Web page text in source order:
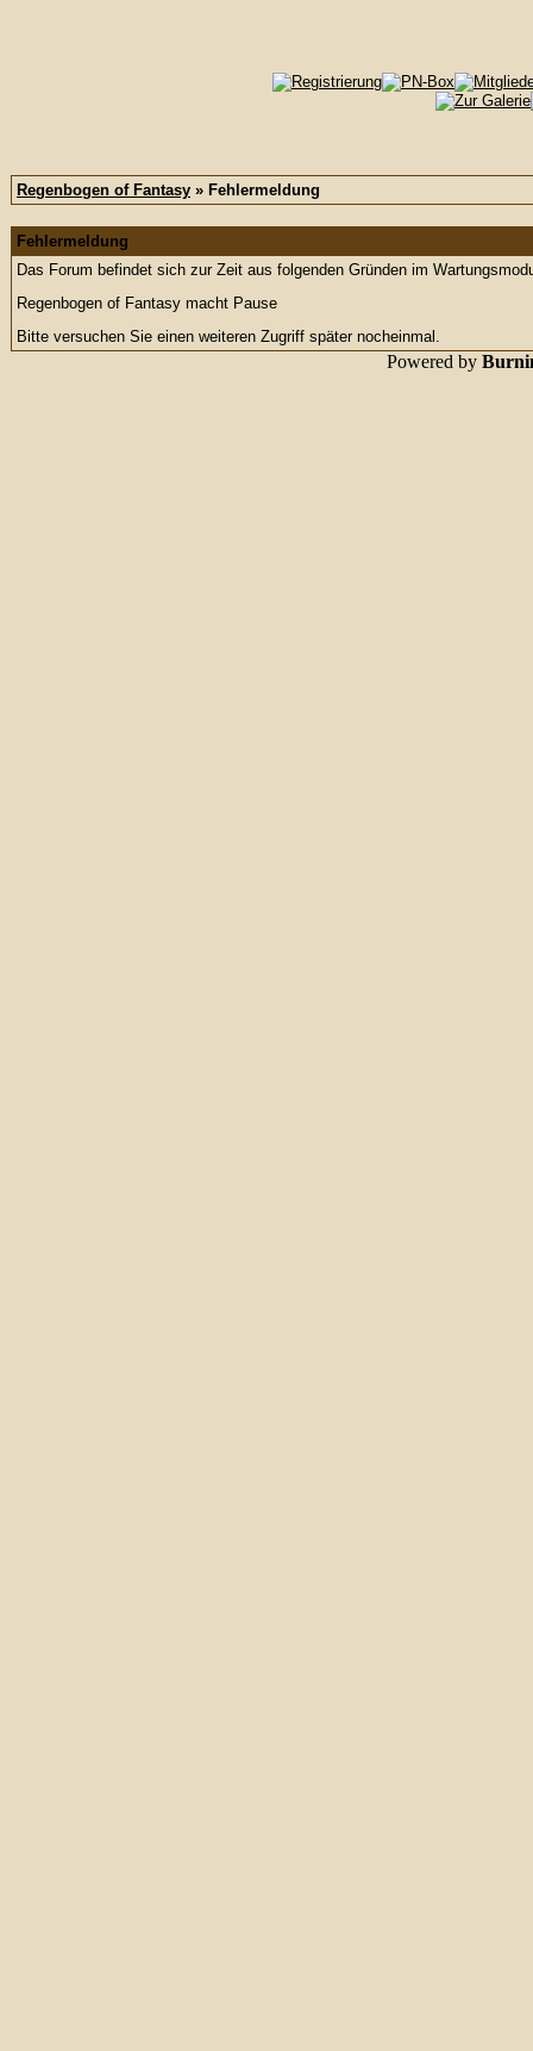
Regenbogen of Fantasy » Fehlermeldung
Fehlermeldung
Das Forum befindet sich zur Zeit aus folgenden Gründen im
Regenbogen of Fantasy macht Pause
Bitte versuchen Sie einen weiteren Zugriff später nocheinmal.
Powered by